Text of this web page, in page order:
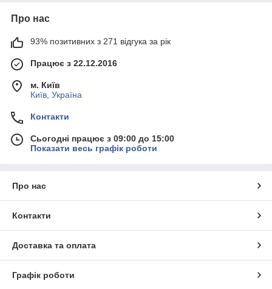
Про нас
93% позитивних з 271 відгука за рік
Працює з 22.12.2016
м. Київ
Київ, Україна
Контакти
Сьогодні працює з 09:00 до 15:00
Показати весь графік роботи
Про нас
Контакти
Доставка та оплата
Графік роботи